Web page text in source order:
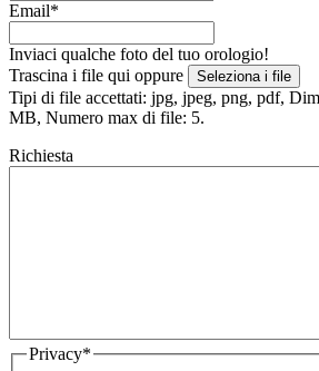
Email*
Inviaci qualche foto del tuo orologio!
Trascina i file qui oppure
Seleziona i file
Tipi di file accettati: jpg, jpeg, png, pdf,
MB, Numero max di file: 5.
Richiesta
Privacy*